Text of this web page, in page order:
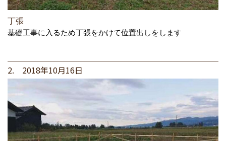
丁張
基礎工事に入るため丁張をかけて位置出しをします
2. 2018年10月16日